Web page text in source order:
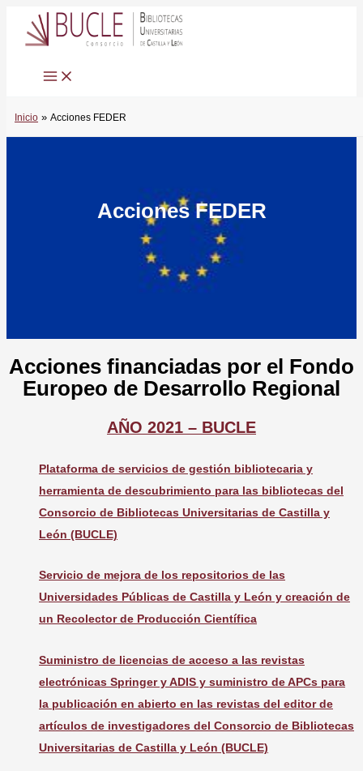
Inicio Acciones FEDER
Acciones FEDER
Acciones financiadas por el Fondo
Europeo de Desarrollo Regional
AÑO 2021 – BUCLE
Plataforma de servicios de gestión bibliotecaria y
herramienta de descubrimiento para las bibliotecas del
Consorcio de Bibliotecas Universitarias de Castilla y
León (BUCLE)
Servicio de mejora de los repositorios de las
Universidades Públicas de Castilla y León y creación de
un Recolector de Producción Científica
Suministro de licencias de acceso a las revistas
electrónicas Springer y ADIS y suministro de APCs para
la publicación en abierto en las revistas del editor de
artículos de investigadores del Consorcio de Bibliotecas
Universitarias de Castilla y León (BUCLE)